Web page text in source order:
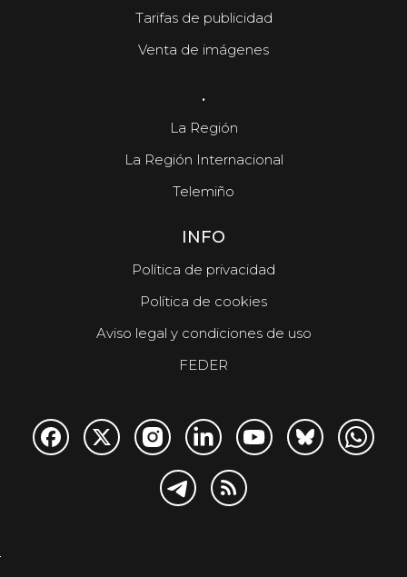
Tarifas de publicidad
Venta de imágenes
.
La Región
La Región Internacional
Telemiño
INFO
Política de privacidad
Política de cookies
Aviso legal y condiciones de uso
FEDER